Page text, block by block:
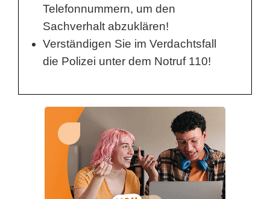
Telefonnummern, um den
Sachverhalt abzuklären!
Verständigen Sie im Verdachtsfall
die Polizei unter dem Notruf 110!